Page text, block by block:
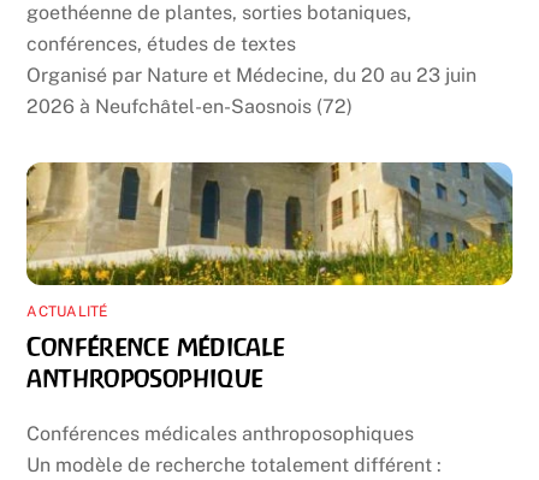
goethéenne de plantes, sorties botaniques,
conférences, études de textes
Organisé par Nature et Médecine, du 20 au 23 juin
2026 à Neufchâtel-en-Saosnois (72)
ACTUALITÉ
Conférence médicale
anthroposophique
Conférences médicales anthroposophiques
Un modèle de recherche totalement différent :